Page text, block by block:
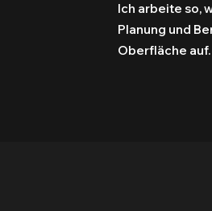
Ich arbeite so,
Planung und
Oberfläche auf.